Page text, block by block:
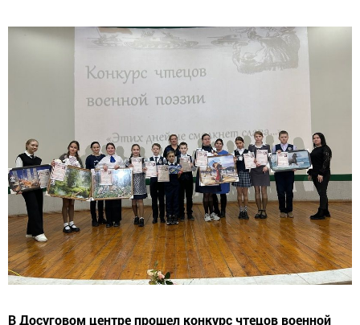
В Досуговом центре прошел конкурс чтецов военной